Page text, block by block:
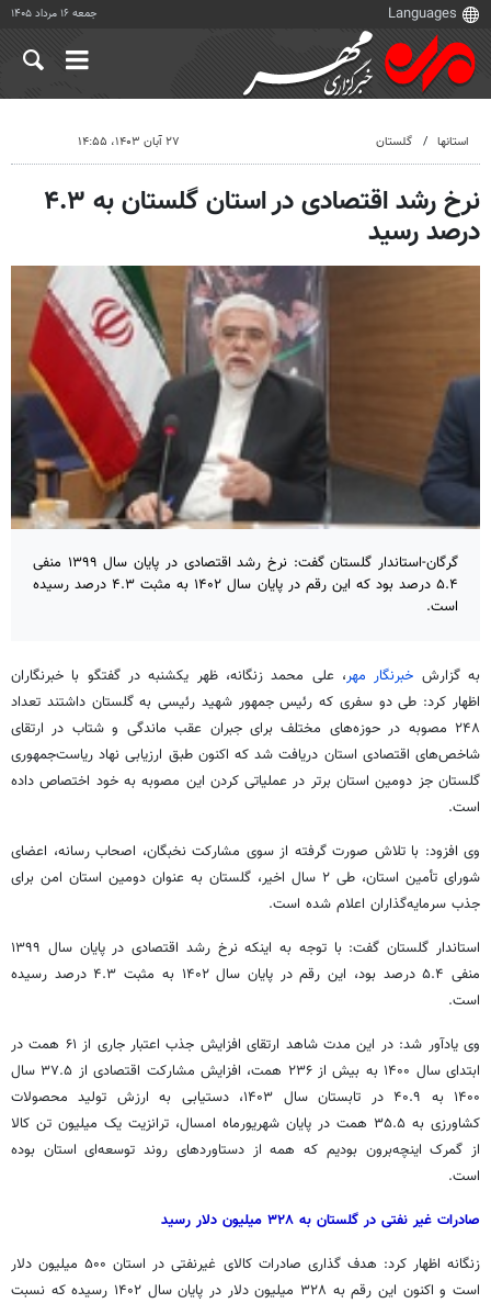
جمعه ۱۶ مرداد ۱۴۰۵
استانها گلستان ۲۷ آبان ۱۴۰۳، ۱۴:۵۵
نرخ رشد اقتصادی در استان گلستان به ۴.۳
درصد رسید
گرگان-استاندار گلستان گفت: نرخ رشد اقتصادی در پایان سال ۱۳۹۹ منفی
۵.۴ درصد بود که این رقم در پایان سال ۱۴۰۲ به مثبت ۴.۳ درصد رسیده
است.
به گزارش خبرنگار مهر، علی محمد زنگانه، ظهر یکشنبه در گفتگو با خبرنگاران
اظهار کرد: طی دو سفری که رئیس جمهور شهید رئیسی به گلستان داشتند تعداد
۲۴۸ مصوبه در حوزه‌های مختلف برای جبران عقب ماندگی و شتاب در ارتقای
شاخص‌های اقتصادی استان دریافت شد که اکنون طبق ارزیابی نهاد ریاست‌جمهوری
گلستان جز دومین استان برتر در عملیاتی کردن این مصوبه به خود اختصاص داده
است.
وی افزود: با تلاش صورت گرفته از سوی مشارکت نخبگان، اصحاب رسانه، اعضای
شورای تأمین استان، طی ۲ سال اخیر، گلستان به عنوان دومین استان امن برای
جذب سرمایه‌گذاران اعلام شده است.
استاندار گلستان گفت: با توجه به اینکه نرخ رشد اقتصادی در پایان سال ۱۳۹۹
منفی ۵.۴ درصد بود، این رقم در پایان سال ۱۴۰۲ به مثبت ۴.۳ درصد رسیده
است.
وی یادآور شد: در این مدت شاهد ارتقای افزایش جذب اعتبار جاری از ۶۱ همت در
ابتدای سال ۱۴۰۰ به بیش از ۲۳۶ همت، افزایش مشارکت اقتصادی از ۳۷.۵ سال
۱۴۰۰ به ۴۰.۹ در تابستان سال ۱۴۰۳، دستیابی به ارزش تولید محصولات
کشاورزی به ۳۵.۵ همت در پایان شهریورماه امسال، ترانزیت یک میلیون تن کالا
از گمرک اینچه‌برون بودیم که همه از دستاوردهای روند توسعه‌ای استان بوده
است.
صادرات غیر نفتی در گلستان به ۳۲۸ میلیون دلار رسید
زنگانه اظهار کرد: هدف گذاری صادرات کالای غیرنفتی در استان ۵۰۰ میلیون دلار
است و اکنون این رقم به ۳۲۸ میلیون دلار در پایان سال ۱۴۰۲ رسیده که نسبت